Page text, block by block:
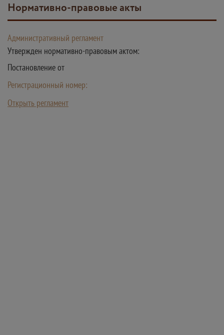
Нормативно-правовые акты
Административный регламент
Утвержден нормативно-правовым актом:
Постановление от
Регистрационный номер:
Открыть регламент